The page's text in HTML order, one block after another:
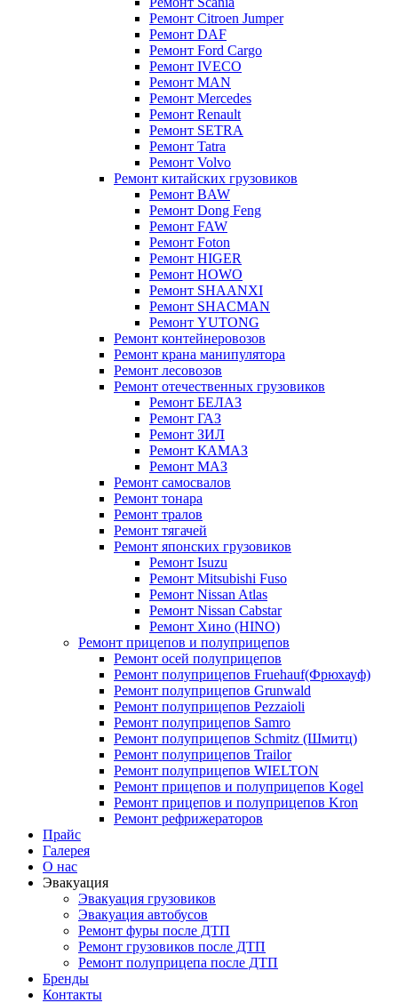
Ремонт Citroen Jumper
Ремонт DAF
Ремонт Ford Cargo
Ремонт IVECO
Ремонт MAN
Ремонт Mercedes
Ремонт Renault
Ремонт SETRA
Ремонт Tatra
Ремонт Volvo
Ремонт китайских грузовиков
Ремонт BAW
Ремонт Dong Feng
Ремонт FAW
Ремонт Foton
Ремонт HIGER
Ремонт HOWO
Ремонт SHAANXI
Ремонт SHACMAN
Ремонт YUTONG
Ремонт контейнеровозов
Ремонт крана манипулятора
Ремонт лесовозов
Ремонт отечественных грузовиков
Ремонт БЕЛАЗ
Ремонт ГАЗ
Ремонт ЗИЛ
Ремонт КАМАЗ
Ремонт МАЗ
Ремонт самосвалов
Ремонт тонара
Ремонт тралов
Ремонт тягачей
Ремонт японских грузовиков
Ремонт Isuzu
Ремонт Mitsubishi Fuso
Ремонт Nissan Atlas
Ремонт Nissan Cabstar
Ремонт Хино (HINO)
Ремонт прицепов и полуприцепов
Ремонт осей полуприцепов
Ремонт полуприцепов Fruehauf(Фрюхауф)
Ремонт полуприцепов Grunwald
Ремонт полуприцепов Pezzaioli
Ремонт полуприцепов Samro
Ремонт полуприцепов Schmitz (Шмитц)
Ремонт полуприцепов Trailor
Ремонт полуприцепов WIELTON
Ремонт прицепов и полуприцепов Kogel
Ремонт прицепов и полуприцепов Kron
Ремонт рефрижераторов
Прайс
Галерея
О нас
Эвакуация
Эвакуация грузовиков
Эвакуация автобусов
Ремонт фуры после ДТП
Ремонт грузовиков после ДТП
Ремонт полуприцепа после ДТП
Бренды
Контакты